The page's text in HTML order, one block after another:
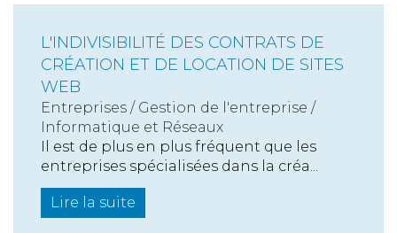
L'INDIVISIBILITÉ DES CONTRATS DE
CRÉATION ET DE LOCATION DE SITES
WEB
Entreprises / Gestion de l'entreprise /
Informatique et Réseaux
Il est de plus en plus fréquent que les
entreprises spécialisées dans la créa...
Lire la suite